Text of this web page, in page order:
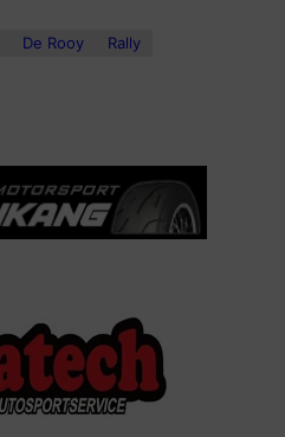
De Rooy
Rally